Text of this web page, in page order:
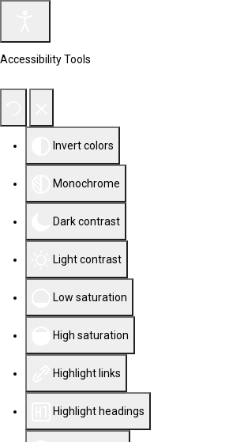
Accessibility Tools
Invert colors
Monochrome
Dark contrast
Light contrast
Low saturation
High saturation
Highlight links
Highlight headings